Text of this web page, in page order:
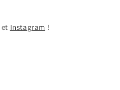
et Instagram !